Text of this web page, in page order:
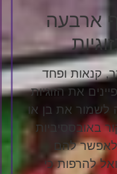
ארבעה
קנאות ופחד
את הזוגיות
את בן או
באובססיביות
להם
להרפות כי